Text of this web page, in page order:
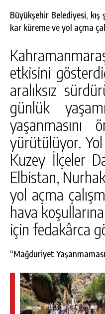
Büyükşehir Belediyesi,
kar küreme ve yol açma
etkisini
aralıksız
günlük
yaşanmasını
yürütülüyor. Yol
Kuzey İlçeler
Elbistan,
yol açma
hava
için fedakârca
“Mağduriyet
GÖKSUN